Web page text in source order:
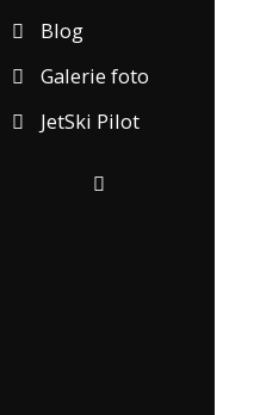
Blog
Galerie foto
JetSki Pilot